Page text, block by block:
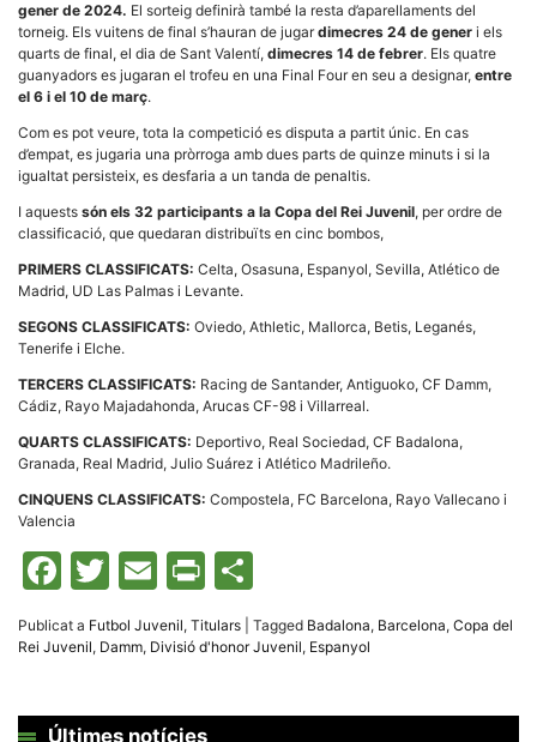
gener de 2024. El sorteig definirà també la resta d’aparellaments del
torneig. Els vuitens de final s’hauran de jugardimecres 24 de gener i els
quarts de final, el dia de Sant Valentí, dimecres 14 de febrer. Els quatre
guanyadors es jugaran el trofeu en una Final Four en seu a designar, entre
el 6 i el 10 de març.
Com es pot veure, tota la competició es disputa a partit únic. En cas
d’empat, es jugaria una pròrroga amb dues parts de quinze minuts i si la
igualtat persisteix, es desfaria a un tanda de penaltis.
I aquests són els 32 participants a la Copa del Rei Juvenil, per ordre de
classificació, que quedaran distribuïts en cinc bombos,
PRIMERS CLASSIFICATS: Celta, Osasuna, Espanyol, Sevilla, Atlético de
Madrid, UD Las Palmas i Levante.
SEGONS CLASSIFICATS: Oviedo, Athletic, Mallorca, Betis, Leganés,
Tenerife i Elche.
TERCERS CLASSIFICATS: Racing de Santander, Antiguoko, CF Damm,
Cádiz, Rayo Majadahonda, Arucas CF-98 i Villarreal.
QUARTS CLASSIFICATS: Deportivo, Real Sociedad, CF Badalona,
Granada, Real Madrid, Julio Suárez i Atlético Madrileño.
CINQUENS CLASSIFICATS: Compostela, FC Barcelona, Rayo Vallecano i
Valencia
Facebook
Twitter
Email
Print
Publicat a Futbol Juvenil, Titulars Tagged Badalona, Barcelona, Copa del
Rei Juvenil, Damm, Divisió d'honor Juvenil, Espanyol
Últimes notícies